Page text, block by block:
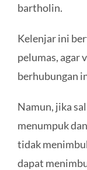
bartholin.
Kelenjar ini
pelumas, agar
berhubungan
Namun, jika
menumpuk
tidak
dapat